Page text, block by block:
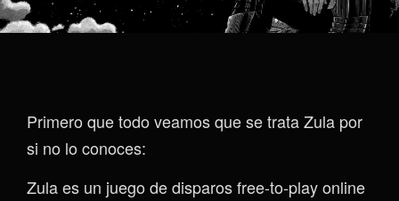
Primero que todo veamos que se trata Zula por
si no lo conoces:
Zula es un juego de disparos free-to-play online